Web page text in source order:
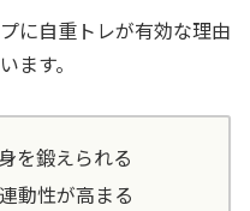
に自重トレが有効な理由
ます。
を鍛えられる
動性が高まる